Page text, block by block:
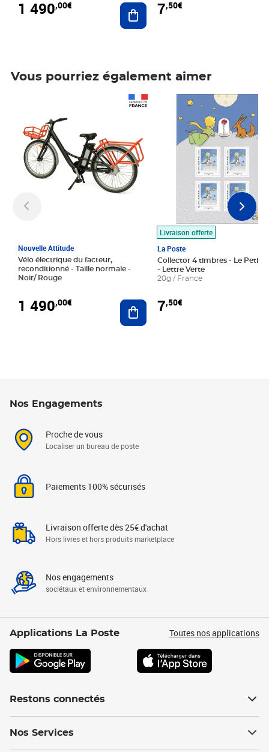
1 490,00€ Ajouter au panier
7,50€
Vous pourriez également aimer
Nouvelle Attitude
Vélo électrique du facteur,
reconditionné - Taille normale -
Noir/ Rouge
1 490,00€ Ajouter au panier
Livraison offerte
La Poste
Collector 4 timbres - Le Petit
- Lettre Verte
20g / France
7,50€
Prix 7,50€
Nos Engagements
Proche de vous
Localiser un bureau de poste
Paiements 100% sécurisés
Livraison offerte dès 25€ d'achat
Hors livres et hors produits marketplace
Nos engagements
sociétaux et environnementaux
Applications La Poste Toutes nos applications
Restons connectés
Nos Services